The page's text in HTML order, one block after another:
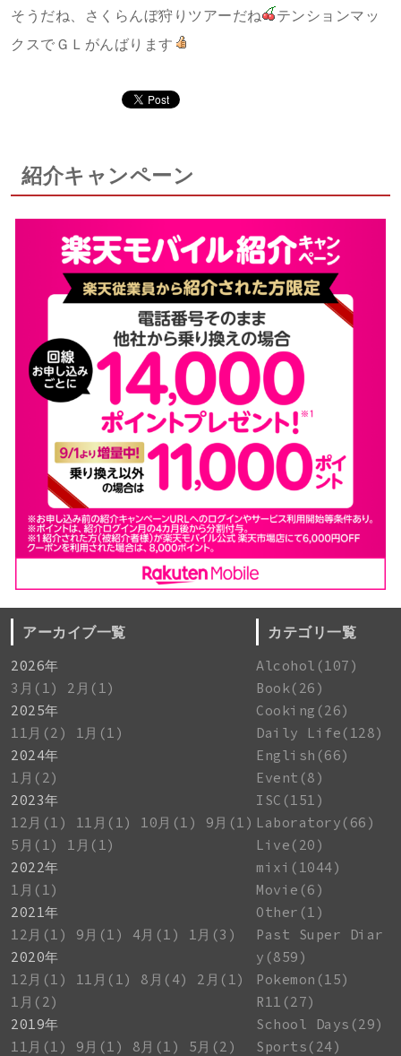
そうだね、さくらんぼ狩りツアーだね
テンションマッ
クスでＧＬがんばります
紹介キャンペーン
アーカイブ一覧
2026年
3月(1)
2月(1)
2025年
11月(2)
1月(1)
2024年
1月(2)
2023年
12月(1)
11月(1) 10月(1)
9月(1)
5月(1)
1月(1)
2022年
1月(1)
2021年
12月(1)
9月(1) 4月(1)
1月(3)
2020年
12月(1)
11月(1) 8月(4)
2月(1)
1月(2)
2019年
11月(1)
9月(1) 8月(1)
5月(2)
カテゴリ一覧
Alcohol(107)
Book(26)
Cooking(26)
Daily Life(128)
English(66)
Event(8)
ISC(151)
Laboratory(66)
Live(20)
mixi(1044)
Movie(6)
Other(1)
Past Super Diar
y(859)
Pokemon(15)
R11(27)
School Days(29)
Sports(24)